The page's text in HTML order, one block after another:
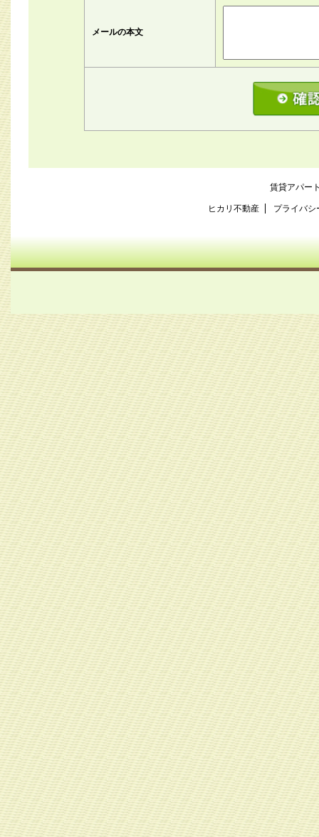
メールの本文
賃貸アパー
ヒカリ不動産 プライバシ